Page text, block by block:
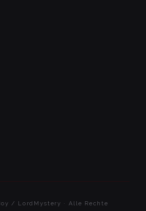
/ LordMystery · Alle Rechte